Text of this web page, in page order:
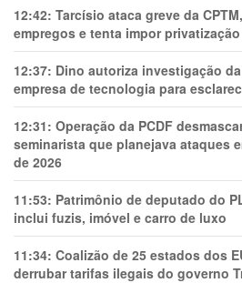
12:42: Tarcísio ataca greve da
empregos e tenta impor
12:37: Dino autoriza investigação
empresa de tecnologia para
12:31: Operação da PCDF
seminarista que planejava ataques
de 2026
11:53: Patrimônio de deputado do
inclui fuzis, imóvel e carro de luxo
11:34: Coalizão de 25 estados dos
derrubar tarifas ilegais do governo